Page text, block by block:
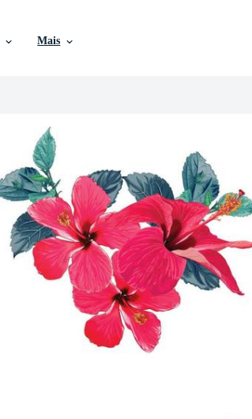
Mais